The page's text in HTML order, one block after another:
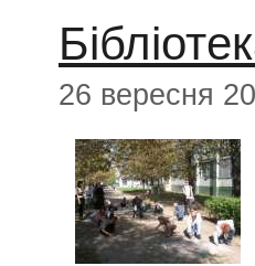
26 вересня